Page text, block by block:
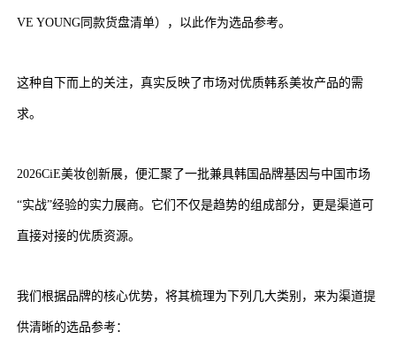
VE YOUNG同款货盘清单），以此作为选品参考。
这种自下而上的关注，真实反映了市场对优质韩系美妆产品的需
求。
2026CiE美妆创新展，便汇聚了一批兼具韩国品牌基因与中国市场
“实战”经验的实力展商。它们不仅是趋势的组成部分，更是渠道可
直接对接的优质资源。
我们根据品牌的核心优势，将其梳理为下列几大类别，来为渠道提
供清晰的选品参考：